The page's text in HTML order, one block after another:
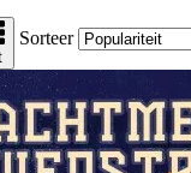
Sorteer